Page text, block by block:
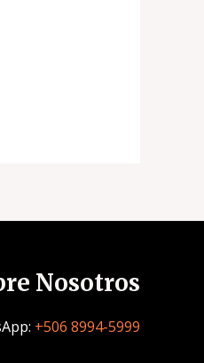
Nosotros
+506 8994-5999